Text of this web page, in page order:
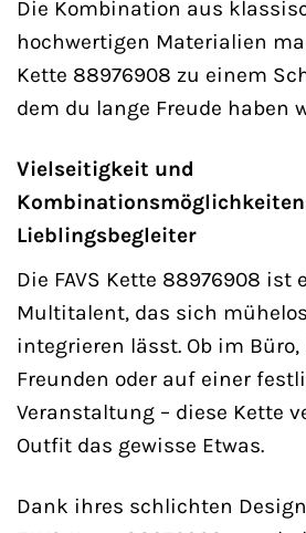
Die Kombination aus
hochwertigen Materialien
Kette 88976908 zu einem
dem du lange Freude haben
Vielseitigkeit und
Lieblingsbegleiter
Die FAVS Kette 88976908 ist
Multitalent, das sich
integrieren lässt. Ob im
Freunden oder auf einer
Veranstaltung – diese Kette
Outfit das gewisse Etwas.
Dank ihres schlichten